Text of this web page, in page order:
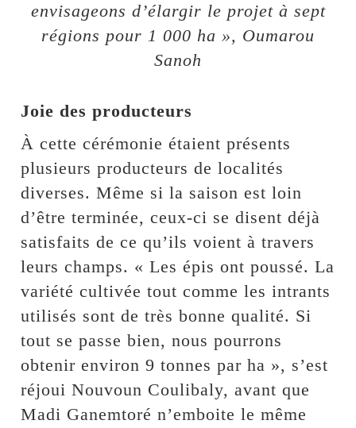
envisageons d’élargir le projet à sept
régions pour 1 000 ha », Oumarou
Sanoh
Joie des producteurs
À cette cérémonie étaient présents
plusieurs producteurs de localités
diverses. Même si la saison est loin
d’être terminée, ceux-ci se disent déjà
satisfaits de ce qu’ils voient à travers
leurs champs. « Les épis ont poussé. La
variété cultivée tout comme les intrants
utilisés sont de très bonne qualité. Si
tout se passe bien, nous pourrons
obtenir environ 9 tonnes par ha », s’est
réjoui Nouvoun Coulibaly, avant que
Madi Ganemtoré n’emboite le même